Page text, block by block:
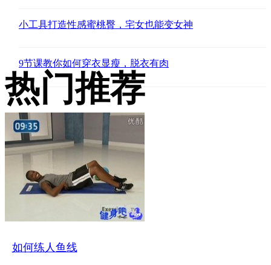
小工具打造性感蜜桃臀，宅女也能变女神
9节课教你如何穿衣显瘦，脱衣有肉
热门推荐
如何练人鱼线